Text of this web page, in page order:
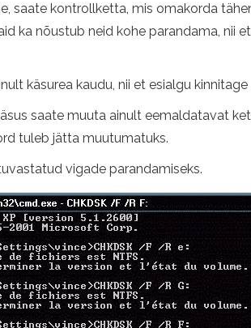
saate kontrollketta, mis omakorda
ka nõustub neid kohe parandama, nii
käsurea kaudu, nii et esialgu
saate muuta ainult eemaldatavat
tuleb jätta muutumatuks.
vigade parandamiseks.